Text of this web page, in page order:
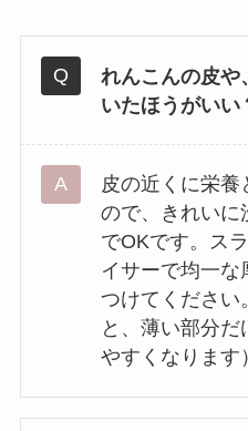
れんこんの皮や
いたほうがいい
皮の近くに栄養
ので、きれいに
でOKです。ス
イサーで均一な
つけてください
と、薄い部分
やすくなります）